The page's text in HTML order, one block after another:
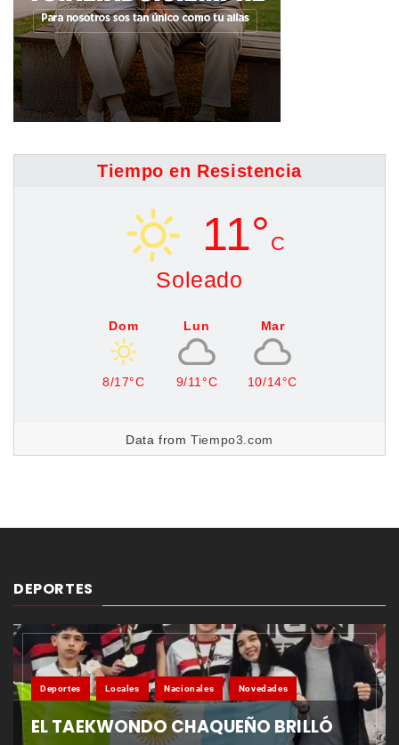
Tiempo en Resistencia
11° C
Soleado
Dom
8/17°C
Lun
9/11°C
Mar
10/14°C
Data fromTiempo3.com
DEPORTES
Deportes Locales Nacionales Novedades
EL TAEKWONDO CHAQUEÑO BRILLÓ